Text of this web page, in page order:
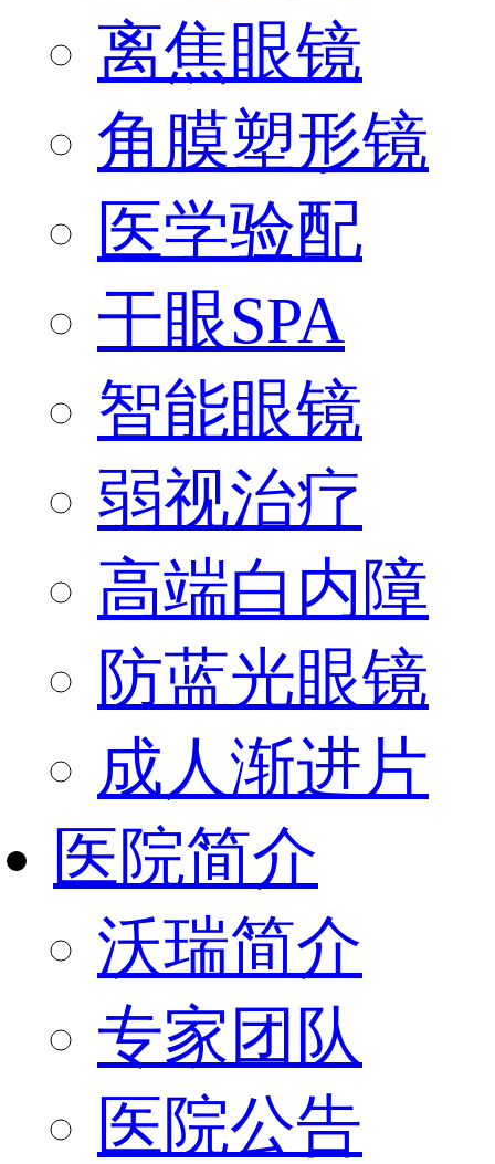
离焦眼镜
角膜塑形镜
医学验配
干眼SPA
智能眼镜
弱视治疗
高端白内障
防蓝光眼镜
成人渐进片
医院简介
沃瑞简介
专家团队
医院公告